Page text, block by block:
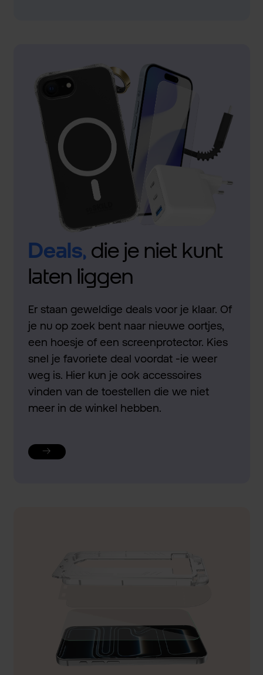
Deals,die je niet kunt
laten liggen
Er staan geweldige deals voor je klaar. Of
je nu op zoek bent naar nieuwe oortjes,
een hoesje of een screenprotector. Kies
snel je favoriete deal voordat -ie weer
weg is. Hier kun je ook accessoires
vinden van de toestellen die we niet
meer in de winkel hebben.